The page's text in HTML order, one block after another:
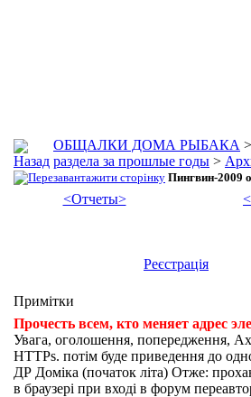
ОБЩАЛКИ ДОМА РЫБАКА >
раздела за прошлые годы >
Пингвин-2009
<Отчеты>
Реєстрація
Примітки
Прочесть всем, кто меняет адрес
Увага, оголошення, попередження,
HTTPs. потім буде приведення до
ДР Доміка (початок літа) Отже:
в браузері при вході в форум